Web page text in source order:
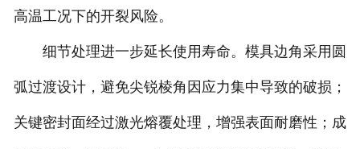
高温工况下的开裂风险。
细节处理进一步延长使用寿命。模具边角采用圆
弧过渡设计，避免尖锐棱角因应力集中导致的破损；
关键密封面经过激光熔覆处理，增强表面耐磨性；成